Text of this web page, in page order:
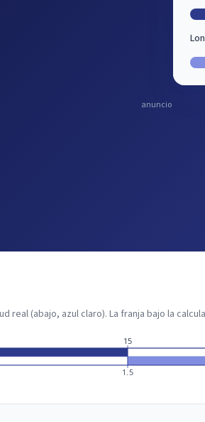
anuncio
real (abajo, azul claro). La franja bajo la
15
1.5